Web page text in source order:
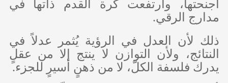
أجنحتها، وارتفعت كرة القدم ذاتها في
مدارج الرقي.
ذلك لأن العدل في الرؤية يُثمر عدلاً في
النتائج، ولأن التوازن لا ينتج إلا من عقلٍ
يدرك فلسفة الكلّ، لا من ذهنٍ أسيرٍ للجزء.